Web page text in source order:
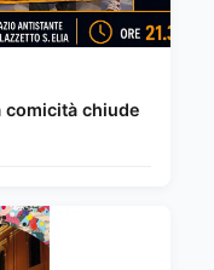
comicità chiude